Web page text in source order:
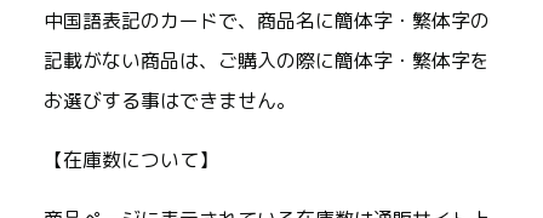
中国語表記のカードで、商品名に簡体字・繁体字の
記載がない商品は、ご購入の際に簡体字・繁体字を
お選びする事はできません。
【在庫数について】